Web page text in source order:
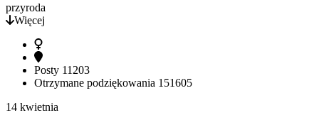
przyroda
Więcej
Posty 11203
Otrzymane podziękowania 151605
14 kwietnia